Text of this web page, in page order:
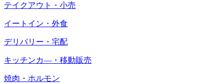
テイクアウト・小売
イートイン・外食
デリバリー・宅配
キッチンカ―・移動販売
焼肉・ホルモン